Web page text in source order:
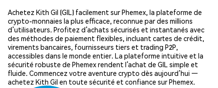
Achetez Kith Gil (GIL) facilement sur Phemex, la plateforme de
crypto-monnaies la plus efficace, reconnue par des millions
d’utilisateurs. Profitez d’achats sécurisés et instantanés avec
des méthodes de paiement flexibles, incluant cartes de crédit,
virements bancaires, fournisseurs tiers et trading P2P,
accessibles dans le monde entier. La plateforme intuitive et la
sécurité robuste de Phemex rendent l’achat de GIL simple et
fluide. Commencez votre aventure crypto dès aujourd’hui —
achetez Kith Gil en toute sécurité et confiance sur Phemex.